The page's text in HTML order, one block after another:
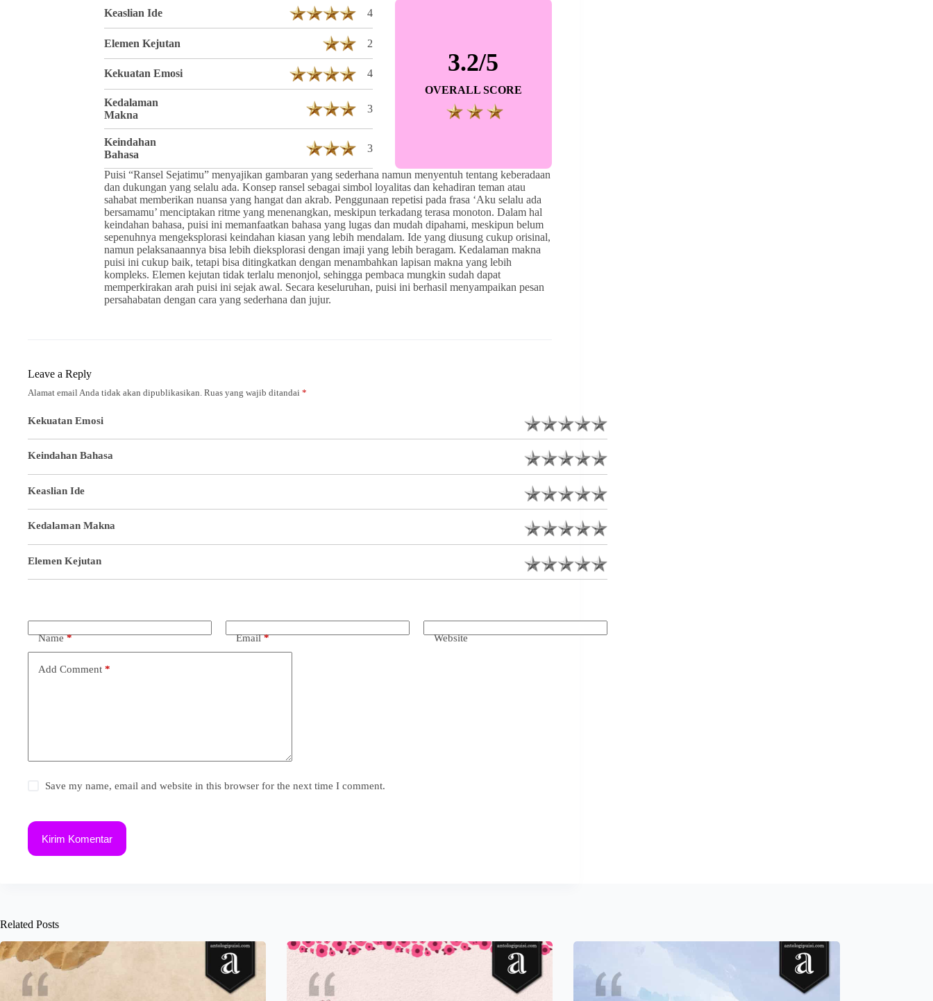
Keaslian Ide 4
Elemen Kejutan 2
Kekuatan Emosi 4
Kedalaman
Makna
3
Keindahan
Bahasa
3
3.2/5
OVERALL SCORE
Puisi “Ransel Sejatimu” menyajikan gambaran yang sederhana namun menyentuh tentang keberadaan
dan dukungan yang selalu ada. Konsep ransel sebagai simbol loyalitas dan kehadiran teman atau
sahabat memberikan nuansa yang hangat dan akrab. Penggunaan repetisi pada frasa ‘Aku selalu ada
bersamamu’ menciptakan ritme yang menenangkan, meskipun terkadang terasa monoton. Dalam hal
keindahan bahasa, puisi ini memanfaatkan bahasa yang lugas dan mudah dipahami, meskipun belum
sepenuhnya mengeksplorasi keindahan kiasan yang lebih mendalam. Ide yang diusung cukup orisinal,
namun pelaksanaannya bisa lebih dieksplorasi dengan imaji yang lebih beragam. Kedalaman makna
puisi ini cukup baik, tetapi bisa ditingkatkan dengan menambahkan lapisan makna yang lebih
kompleks. Elemen kejutan tidak terlalu menonjol, sehingga pembaca mungkin sudah dapat
memperkirakan arah puisi ini sejak awal. Secara keseluruhan, puisi ini berhasil menyampaikan pesan
persahabatan dengan cara yang sederhana dan jujur.
Leave a Reply
Alamat email Anda tidak akan dipublikasikan. Ruas yang wajib ditandai *
Kekuatan Emosi
Keindahan Bahasa
Keaslian Ide
Kedalaman Makna
Elemen Kejutan
Name* Email* Website
Add Comment *
Save my name, email and website in this browser for the next time I comment.
Kirim Komentar
Related Posts